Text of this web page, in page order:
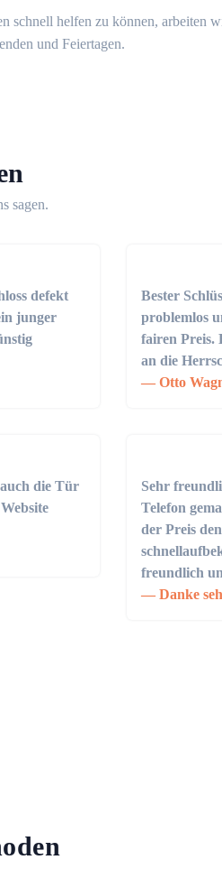
schnell helfen zu können, arbeiten
und Feiertagen.
sagen.
defekt
junger
Bester
problemlos
fairen Preis.
an die
Otto
die Tür
Sehr
Telefon
der Preis
freundlich
Danke